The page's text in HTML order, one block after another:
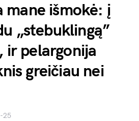
mane išmokė: į
„stebuklingą”
ir pelargonija
greičiau nei
25